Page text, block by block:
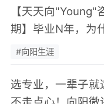
【天天向"Young"
期】毕业N年，为
事无成？
#向阳生涯
选专业，一辈子就